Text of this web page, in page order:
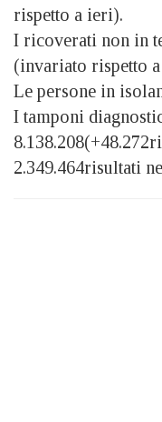
rispetto a ieri).
I ricoverati non in
(invariato rispetto
Le persone in
I tamponi
2.349.464risultati